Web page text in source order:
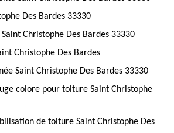
Des Bardes 33330
Christophe Des Bardes 33330
Christophe Des Bardes
Saint Christophe Des Bardes 33330
colore pour toiture Saint Christophe
de toiture Saint Christophe Des